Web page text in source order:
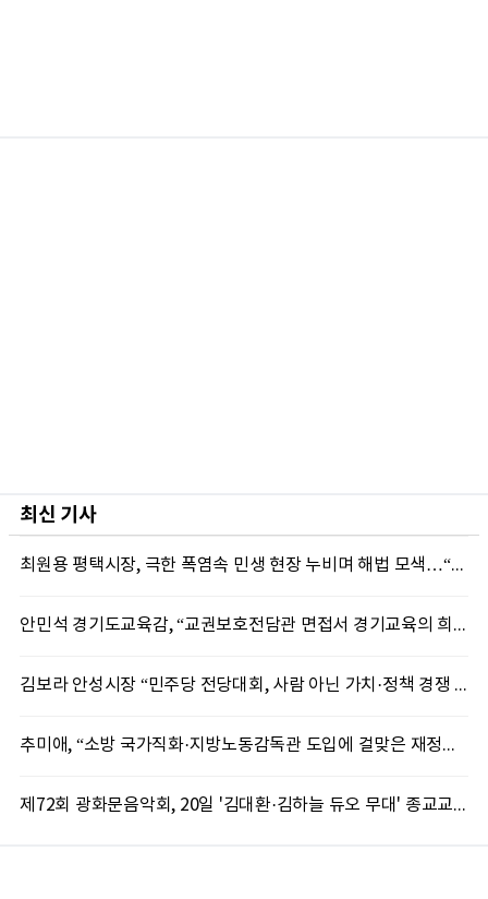
최신 기사
최원용 평택시장, 극한 폭염속 민생 현장 누비며 해법 모색…“현장에 답 있다”
안민석 경기도교육감, “교권보호전담관 면접서 경기교육의 희망 봤다”
김보라 안성시장 “민주당 전당대회, 사람 아닌 가치·정책 경쟁 돼야”
추미애, “소방 국가직화·지방노동감독관 도입에 걸맞은 재정체계 완성해야”
제72회 광화문음악회, 20일 '김대환·김하늘 듀오 무대' 종교교회서 무료 개최